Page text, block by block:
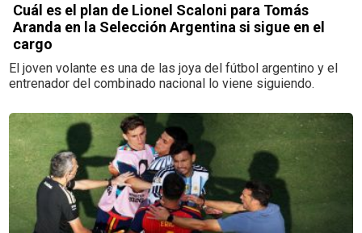
Cuál es el plan de Lionel Scaloni para Tomás
Aranda en la Selección Argentina si sigue en el
cargo
El joven volante es una de las joya del fútbol argentino y el
entrenador del combinado nacional lo viene siguiendo.